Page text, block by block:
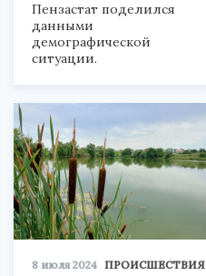
Пензастат поделился
данными
демографической
ситуации.
8 июля 2024 ПРОИСШЕСТВИЯ